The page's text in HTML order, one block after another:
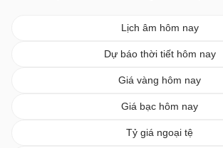
Lịch âm hôm nay
Dự báo thời tiết hôm nay
Giá vàng hôm nay
Giá bạc hôm nay
Tỷ giá ngoại tệ